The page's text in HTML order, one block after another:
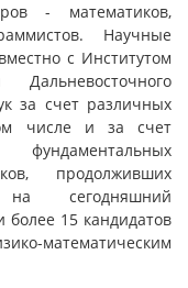
- математиков,
Научные
с Институтом
за счет различных
числе и за счет
продолживших
сегодняшний
более 15 кандидатов
математическим